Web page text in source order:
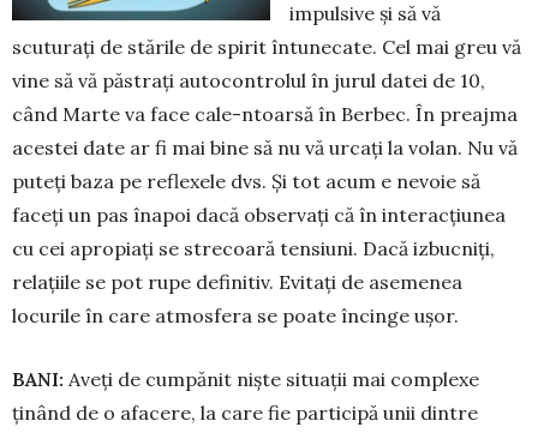
impulsive și să vă
scuturați de stările de spirit întunecate. Cel mai greu vă
vine să vă păstrați autocontrolul în jurul datei de 10,
când Marte va face cale-ntoarsă în Berbec. În preaj­­­ma
acestei date ar fi mai bine să nu vă urcați la volan. Nu vă
puteți ba­za pe reflexele dvs. Și tot acum e ne­vo­ie să
faceți un pas înapoi dacă ob­ser­­vați că în interacțiunea
cu cei apro­piați se strecoară tensiuni. Da­că izbuc­niți,
re­lațiile se pot rupe de­­fi­nitiv. Evitați de ase­menea
locurile în care at­mosfera se poate încinge ușor.
BANI: Aveți de cumpănit niște situații mai complexe
ținând de o afacere, la care fie participă unii dintre